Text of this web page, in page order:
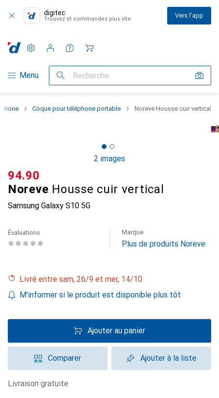
digitec
Trouvez et commandez plus vite Vers l'app
Navigation par catégorie
Menu Recherche
Paramètres
Compte client
Listes de comparaison
Listes d'envies
Panier
Coque pour téléphone portable Noreve Housse cuir vertical
2 images
Noreve Housse cuir vertical
Samsung Galaxy S10 5G
CHF
94.90
Évaluations Marque
Plus de produits Noreve
Livré entre sam, 26/9 et mer, 14/10
M'informer si le produit est disponible plus tôt
Ajouter au panier
Comparer Ajouter à la liste
livraison gratuite